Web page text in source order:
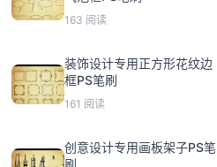
163 阅读
装饰设计专用正方形花纹边
框PS笔刷
161 阅读
创意设计专用画板架子PS笔